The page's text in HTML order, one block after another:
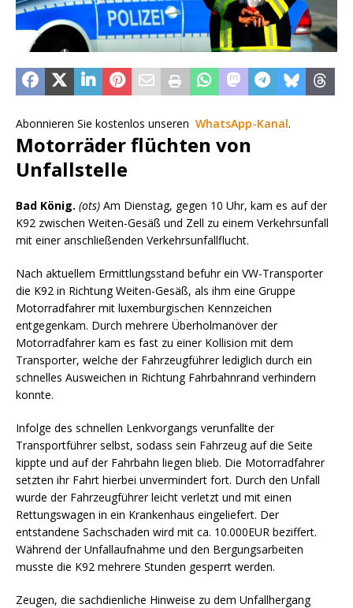
Abonnieren Sie kostenlos unseren WhatsApp-Kanal.
Motorräder flüchten von
Unfallstelle
Bad König. (ots) Am Dienstag, gegen 10 Uhr, kam es auf der
K92 zwischen Weiten-Gesäß und Zell zu einem Verkehrsunfall
mit einer anschließenden Verkehrsunfallflucht.
Nach aktuellem Ermittlungsstand befuhr ein VW-Transporter
die K92 in Richtung Weiten-Gesäß, als ihm eine Gruppe
Motorradfahrer mit luxemburgischen Kennzeichen
entgegenkam. Durch mehrere Überholmanöver der
Motorradfahrer kam es fast zu einer Kollision mit dem
Transporter, welche der Fahrzeugführer lediglich durch ein
schnelles Ausweichen in Richtung Fahrbahnrand verhindern
konnte.
Infolge des schnellen Lenkvorgangs verunfallte der
Transportführer selbst, sodass sein Fahrzeug auf die Seite
kippte und auf der Fahrbahn liegen blieb. Die Motorradfahrer
setzten ihr Fahrt hierbei unvermindert fort. Durch den Unfall
wurde der Fahrzeugführer leicht verletzt und mit einen
Rettungswagen in ein Krankenhaus eingeliefert. Der
entstandene Sachschaden wird mit ca. 10.000EUR beziffert.
Während der Unfallaufnahme und den Bergungsarbeiten
musste die K92 mehrere Stunden gesperrt werden.
Zeugen, die sachdienliche Hinweise zu dem Unfallhergang